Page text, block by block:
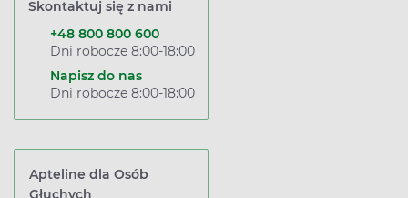
Skontaktuj się z nami
+48 800 800 600
Dni robocze 8:00-18:00
Napisz do nas
Dni robocze 8:00-18:00
Apteline dla Osób
Głuchych